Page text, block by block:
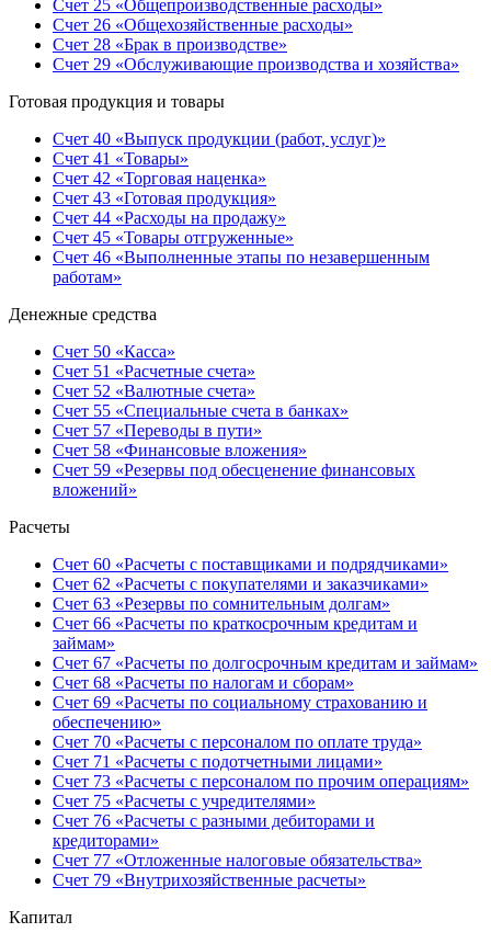
Счет 25 «Общепроизводственные расходы»
Счет 26 «Общехозяйственные расходы»
Счет 28 «Брак в производстве»
Счет 29 «Обслуживающие производства и хозяйства»
Готовая продукция и товары
Счет 40 «Выпуск продукции (работ, услуг)»
Счет 41 «Товары»
Счет 42 «Торговая наценка»
Счет 43 «Готовая продукция»
Счет 44 «Расходы на продажу»
Счет 45 «Товары отгруженные»
Счет 46 «Выполненные этапы по незавершенным
работам»
Денежные средства
Счет 50 «Касса»
Счет 51 «Расчетные счета»
Счет 52 «Валютные счета»
Счет 55 «Специальные счета в банках»
Счет 57 «Переводы в пути»
Счет 58 «Финансовые вложения»
Счет 59 «Резервы под обесценение финансовых
вложений»
Расчеты
Счет 60 «Расчеты с поставщиками и подрядчиками»
Счет 62 «Расчеты с покупателями и заказчиками»
Счет 63 «Резервы по сомнительным долгам»
Счет 66 «Расчеты по краткосрочным кредитам и
займам»
Счет 67 «Расчеты по долгосрочным кредитам и займам»
Счет 68 «Расчеты по налогам и сборам»
Счет 69 «Расчеты по социальному страхованию и
обеспечению»
Счет 70 «Расчеты с персоналом по оплате труда»
Счет 71 «Расчеты с подотчетными лицами»
Счет 73 «Расчеты с персоналом по прочим операциям»
Счет 75 «Расчеты с учредителями»
Счет 76 «Расчеты с разными дебиторами и
кредиторами»
Счет 77 «Отложенные налоговые обязательства»
Счет 79 «Внутрихозяйственные расчеты»
Капитал